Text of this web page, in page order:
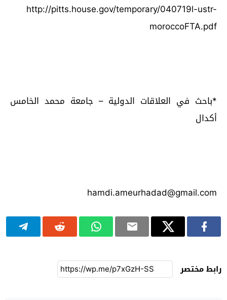
http://pitts.house.gov/temporary/040719l-ustr-
moroccoFTA.pdf
*باحث في العلاقات الدولية – جامعة محمد الخامس
أكدال
hamdi.ameurhadad@gmail.com
رابط مختصر